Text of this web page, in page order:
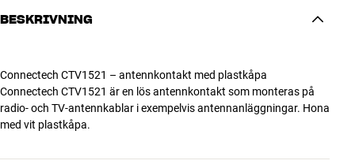
BESKRIVNING
Connectech CTV1521 – antennkontakt med plastkåpa
Connectech CTV1521 är en lös antennkontakt som monteras på
radio- och TV-antennkablar i exempelvis antennanläggningar. Hona
med vit plastkåpa.